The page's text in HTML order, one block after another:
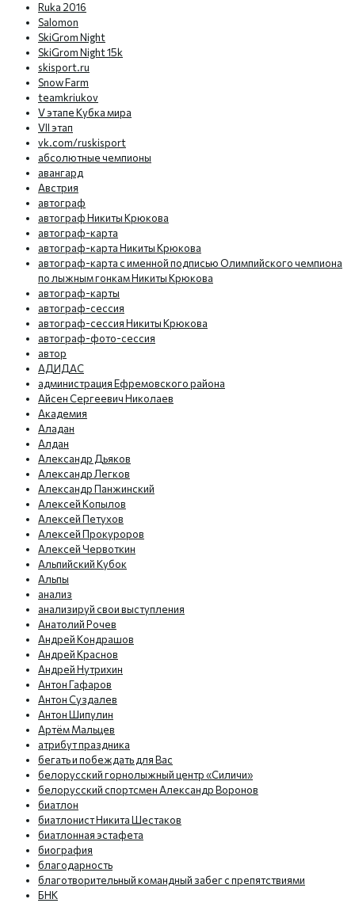
Ruka 2016
Salomon
SkiGrom Night
SkiGrom Night 15k
skisport.ru
Snow Farm
teamkriukov
V этапе Кубка мира
VII этап
vk.com/ruskisport
абсолютные чемпионы
авангард
Австрия
автограф
автограф Никиты Крюкова
автограф-карта
автограф-карта Никиты Крюкова
автограф-карта с именной подписью Олимпийского чемпиона
по лыжным гонкам Никиты Крюкова
автограф-карты
автограф-сессия
автограф-сессия Никиты Крюкова
автограф-фото-сессия
автор
АДИДАС
администрация Ефремовского района
Айсен Сергеевич Николаев
Академия
Аладан
Алдан
Александр Дьяков
Александр Легков
Александр Панжинский
Алексей Копылов
Алексей Петухов
Алексей Прокуроров
Алексей Червоткин
Альпийский Кубок
Альпы
анализ
анализируй свои выступления
Анатолий Рочев
Андрей Кондрашов
Андрей Краснов
Андрей Нутрихин
Антон Гафаров
Антон Суздалев
Антон Шипулин
Артём Мальцев
атрибут праздника
бегать и побеждать для Вас
белорусский горнолыжный центр «Силичи»
белорусский спортсмен Александр Воронов
биатлон
биатлонист Никита Шестаков
биатлонная эстафета
биография
благодарность
благотворительный командный забег с препятствиями
БНК